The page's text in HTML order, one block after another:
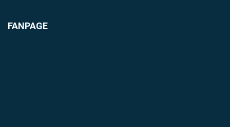
FANPAGE